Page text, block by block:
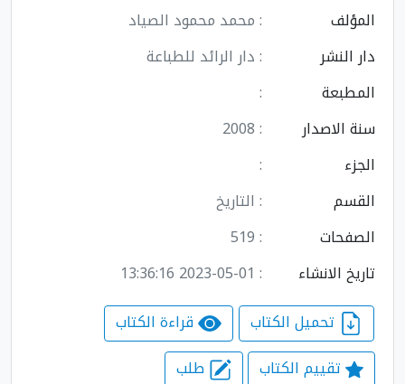
المؤلف
: محمد محمود الصياد
دار النشر
: دار الرائد للطباعة
المطبعة
:
سنة الاصدار
: 2008
الجزء
:
القسم
: التاريخ
الصفحات
: 519
تاريخ الانشاء
: 2023-05-01 13:36:16
قراءة الكتاب
تقييم الكتاب
طلب